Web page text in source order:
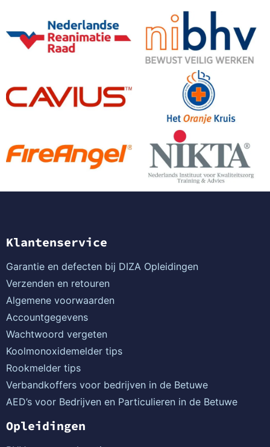
Klantenservice
Garantie en defecten bij DIZA Opleidingen
Verzenden en retouren
Algemene voorwaarden
Accountgegevens
Wachtwoord vergeten
Koolmonoxidemelder tips
Rookmelder tips
Verbandkoffers voor bedrijven in de Betuwe
AED’s voor Bedrijven en Particulieren in de Betuwe
Opleidingen